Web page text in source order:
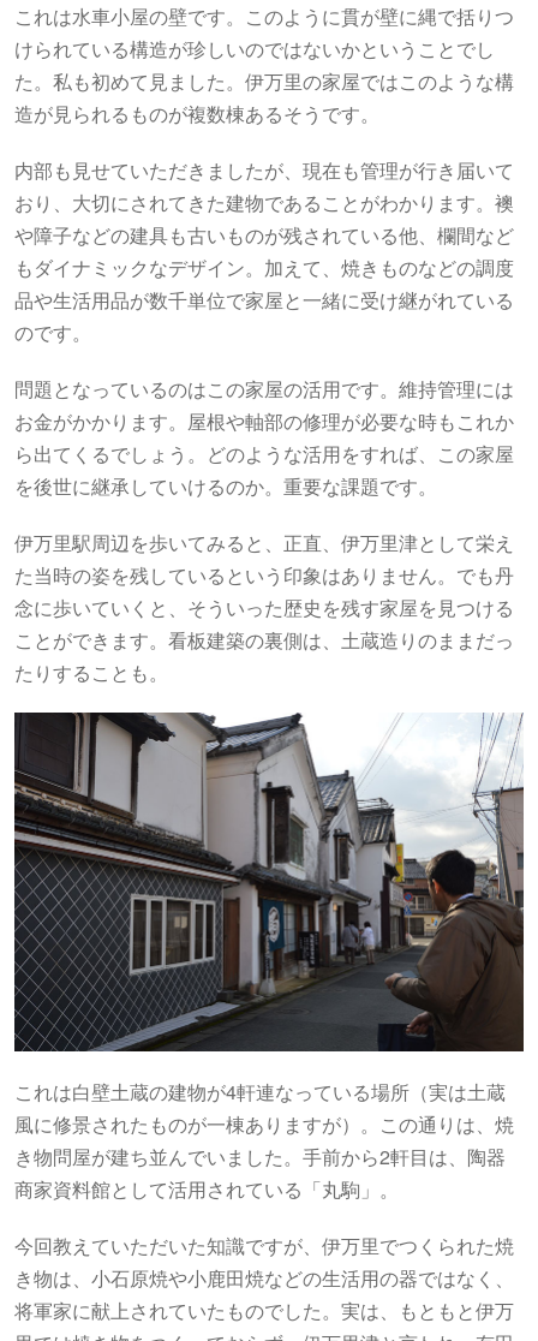
これは水車小屋の壁です。このように貫が壁に縄で括りつ
けられている構造が珍しいのではないかということでし
た。私も初めて見ました。伊万里の家屋ではこのような構
造が見られるものが複数棟あるそうです。
内部も見せていただきましたが、現在も管理が行き届いて
おり、大切にされてきた建物であることがわかります。襖
や障子などの建具も古いものが残されている他、欄間など
もダイナミックなデザイン。加えて、焼きものなどの調度
品や生活用品が数千単位で家屋と一緒に受け継がれている
のです。
問題となっているのはこの家屋の活用です。維持管理には
お金がかかります。屋根や軸部の修理が必要な時もこれか
ら出てくるでしょう。どのような活用をすれば、この家屋
を後世に継承していけるのか。重要な課題です。
伊万里駅周辺を歩いてみると、正直、伊万里津として栄え
た当時の姿を残しているという印象はありません。でも丹
念に歩いていくと、そういった歴史を残す家屋を見つける
ことができます。看板建築の裏側は、土蔵造りのままだっ
たりすることも。
これは白壁土蔵の建物が4軒連なっている場所（実は土蔵
風に修景されたものが一棟ありますが）。この通りは、焼
き物問屋が建ち並んでいました。手前から2軒目は、陶器
商家資料館として活用されている「丸駒」。
今回教えていただいた知識ですが、伊万里でつくられた焼
き物は、小石原焼や小鹿田焼などの生活用の器ではなく、
将軍家に献上されていたものでした。実は、もともと伊万